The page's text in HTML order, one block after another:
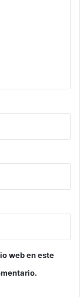
web en este